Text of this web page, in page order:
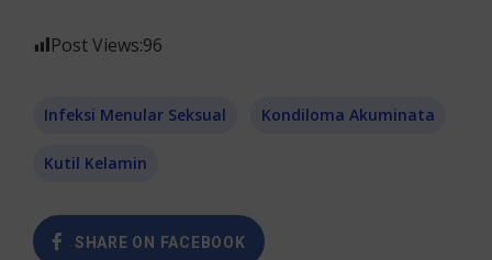
Post Views:96
Infeksi Menular Seksual Kondiloma Akuminata
Kutil Kelamin
SHARE ON FACEBOOK